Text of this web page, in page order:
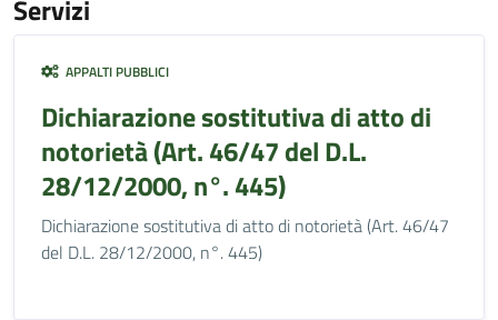
Servizi
APPALTI PUBBLICI
Dichiarazione sostitutiva di atto di
notorietà (Art. 46/47 del D.L.
28/12/2000, n°. 445)
Dichiarazione sostitutiva di atto di notorietà (Art. 46/47
del D.L. 28/12/2000, n°. 445)